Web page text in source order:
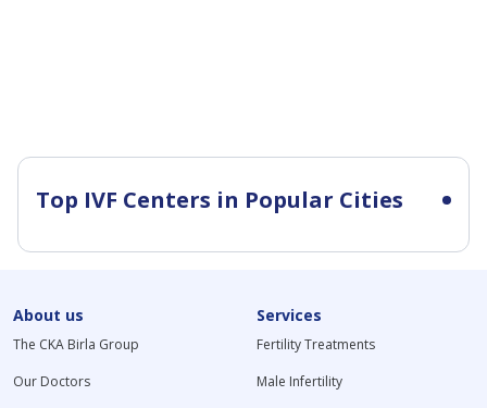
Top IVF Centers in Popular Cities
About us
The CKA Birla Group
Our Doctors
Services
Fertility Treatments
Male Infertility